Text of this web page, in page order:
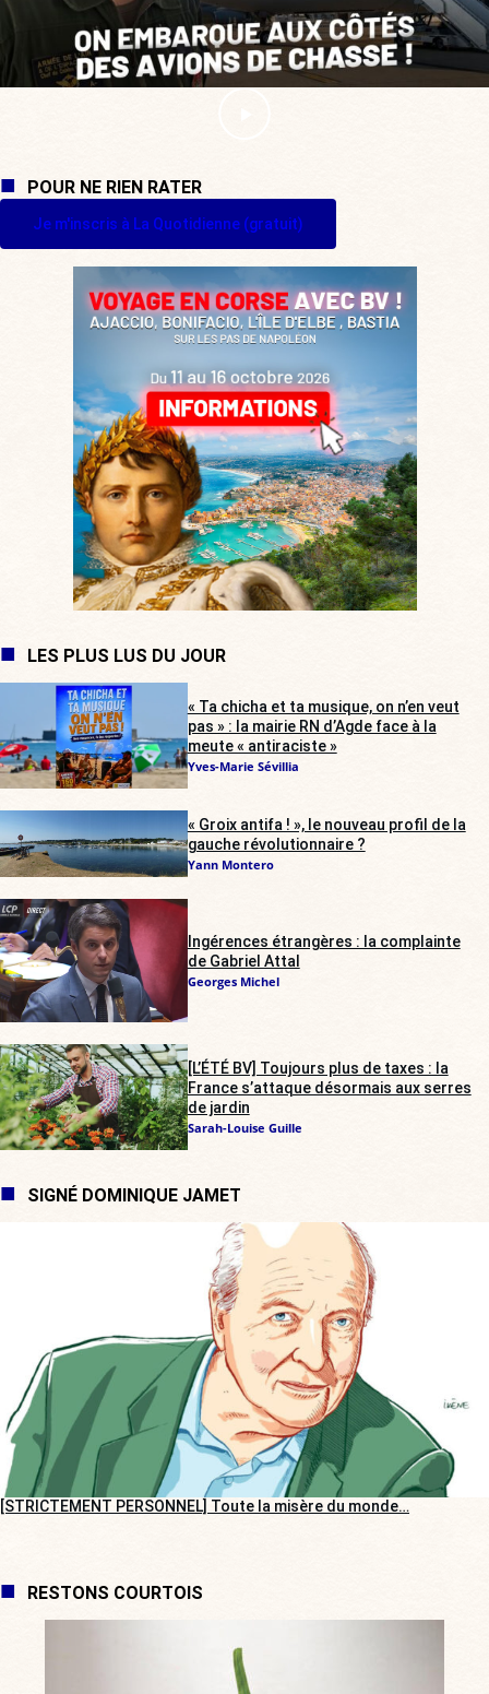
POUR NE RIEN RATER
Je m'inscris à La Quotidienne (gratuit)
LES PLUS LUS DU JOUR
« Ta chicha et ta musique, on n’en veut
pas » : la mairie RN d’Agde face à la
meute « antiraciste »
Yves-Marie Sévillia
« Groix antifa ! », le nouveau profil de la
gauche révolutionnaire ?
Yann Montero
Ingérences étrangères : la complainte
de Gabriel Attal
Georges Michel
[L’ÉTÉ BV] Toujours plus de taxes : la
France s’attaque désormais aux serres
de jardin
Sarah-Louise Guille
SIGNÉ DOMINIQUE JAMET
[STRICTEMENT PERSONNEL] Toute la misère du monde…
RESTONS COURTOIS